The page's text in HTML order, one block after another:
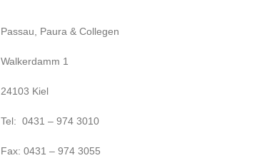
Passau, Paura & Collegen
Walkerdamm 1
24103 Kiel
Tel: 0431 – 974 3010
Fax: 0431 – 974 3055